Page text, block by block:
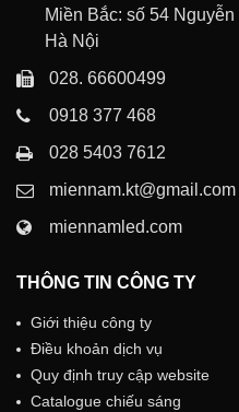
Miền Bắc: số 54
Hà Nội
028. 66600499
0918 377 468
028 5403 7612
miennam.kt@gmail.com
miennamled.com
THÔNG TIN CÔNG TY
Giới thiệu công ty
Điều khoản dịch vụ
Quy định truy cập website
Catalogue chiếu sáng